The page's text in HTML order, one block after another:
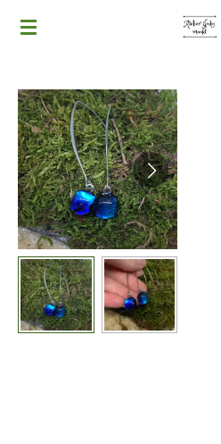
Ga
de
hoofdinhoud